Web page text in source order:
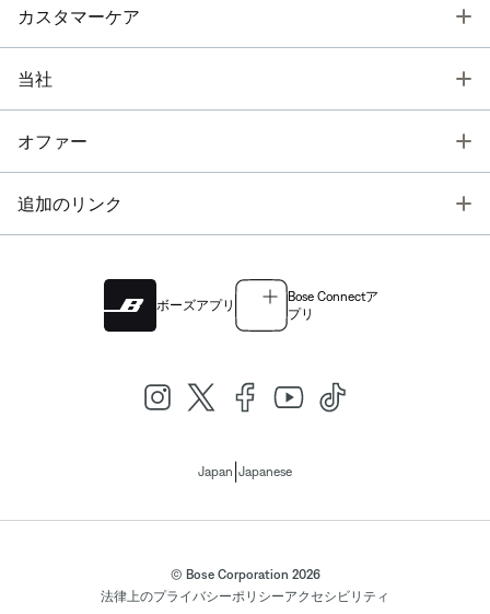
カスタマーケア
当社
オファー
追加のリンク
ボーズアプリ
Bose Connectア
プリ
Japan Japanese
© Bose Corporation 2026
法律上のプライバシーポリシーアクセシビリティ